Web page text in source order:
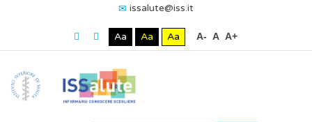
issalute@iss.it
Aa Aa Aa A- A A+